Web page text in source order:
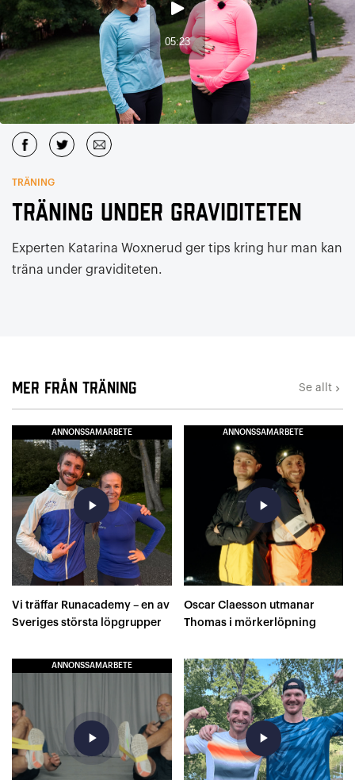
TRÄNING
Träning under graviditeten
Experten Katarina Woxnerud ger tips kring hur man kan
träna under graviditeten.
Mer från Träning Se allt keyboard_arrow_right
ANNONSSAMARBETE
play_arrow
Vi träffar Runacademy – en av
Sveriges största löpgrupper
ANNONSSAMARBETE
play_arrow
Oscar Claesson utmanar
Thomas i mörkerlöpning
ANNONSSAMARBETE
play_arrow play_arrow